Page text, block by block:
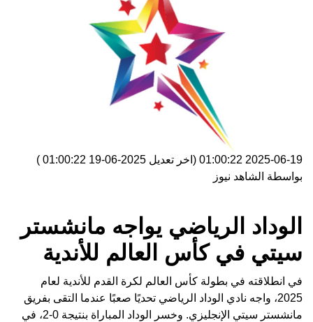
2025-06-19 01:00:22 (اخر تعديل 2025-06-19 01:00:22
)
بواسطة الشاهد نيوز
الوداد الرياضي يواجه مانشستر
سيتي في كأس العالم للأندية
في انطلاقته في بطولة كأس العالم لكرة القدم للأندية لعام
2025، واجه نادي الوداد الرياضي تحديًا صعبًا عندما التقى بفريق
مانشستر سيتي الإنجليزي. وخسر الوداد المباراة بنتيجة 0-2، في